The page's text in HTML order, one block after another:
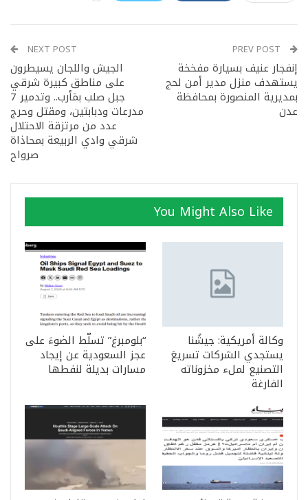
إنفجار عنيف بسيارة مفخخة
يستهدف منزل مدير أمن لحج
بمديرية المنصورة بمحافظة
عدن
NEXT POST
الجيش واللجان يسيطرون
على مناطق كبيرة شرقي
جبل صلب بمَأرب.. وتدمير 7
مدرعات ودبابتين، ومقتل وحرج
عدد من مرتزقة الاحتلال
شرقي وادي الربيعة بمحاذاة
صرواح
You Might Also Like
وكالة أمريكية: جيشُنا
يستجدي الشركات تسريعَ
التصنيع لملء مخزوناته
الفارغة
“بلومبرغ” تسلّط الضوءَ على
عجز السعودية عن إيجاد
مسارات بديلة لنفطها